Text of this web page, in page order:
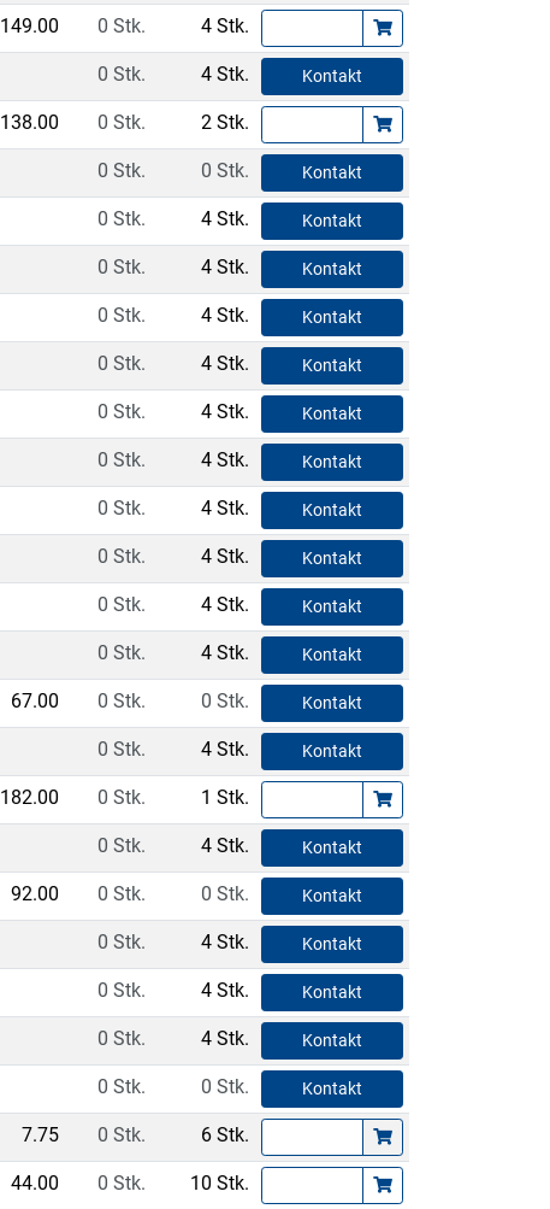
149.00 0 Stk. 4 Stk.
0 Stk. 4 Stk. Kontakt
138.00 0 Stk. 2 Stk.
0 Stk. 0 Stk. Kontakt
0 Stk. 4 Stk. Kontakt
0 Stk. 4 Stk. Kontakt
0 Stk. 4 Stk. Kontakt
0 Stk. 4 Stk. Kontakt
0 Stk. 4 Stk. Kontakt
0 Stk. 4 Stk. Kontakt
0 Stk. 4 Stk. Kontakt
0 Stk. 4 Stk. Kontakt
0 Stk. 4 Stk. Kontakt
0 Stk. 4 Stk. Kontakt
67.00 0 Stk. 0 Stk. Kontakt
0 Stk. 4 Stk. Kontakt
182.00 0 Stk. 1 Stk.
0 Stk. 4 Stk. Kontakt
92.00 0 Stk. 0 Stk. Kontakt
0 Stk. 4 Stk. Kontakt
0 Stk. 4 Stk. Kontakt
0 Stk. 4 Stk. Kontakt
0 Stk. 0 Stk. Kontakt
7.75 0 Stk. 6 Stk.
44.00 0 Stk. 10 Stk.